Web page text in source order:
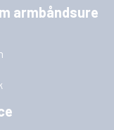
armbåndsure